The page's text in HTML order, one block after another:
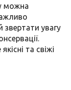
можна
звертати увагу
та свіжі